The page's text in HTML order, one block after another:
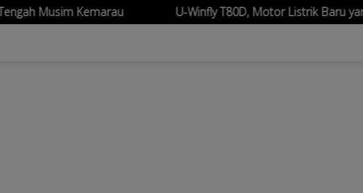
U-Winfly T80D, Motor Listrik Baru yang Mengusung Julukan